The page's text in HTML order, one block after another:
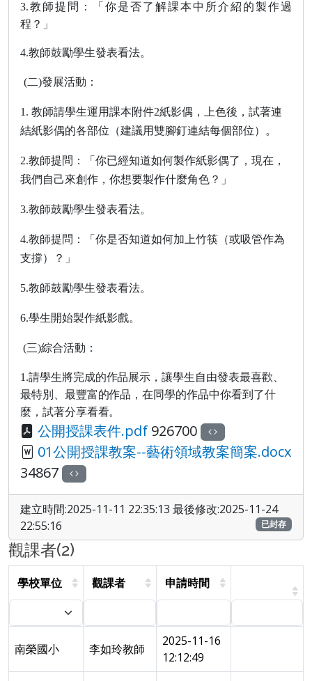
3.教師提問：「你是否了解課本中所介紹的製作過
程？」
4.教師鼓勵學生發表看法。
(二)發展活動：
1. 教師請學生運用課本附件2紙影偶，上色後，試著連
結紙影偶的各部位（建議用雙腳釘連結每個部位）。
2.教師提問：「你已經知道如何製作紙影偶了，現在，
我們自己來創作，你想要製作什麼角色？」
3.教師鼓勵學生發表看法。
4.教師提問：「你是否知道如何加上竹筷（或吸管作為
支撐）？」
5.教師鼓勵學生發表看法。
6.學生開始製作紙影戲。
(三)綜合活動：
1.請學生將完成的作品展示，讓學生自由發表最喜歡、
最特別、最豐富的作品，在同學的作品中你看到了什
麼，試著分享看看。
公開授課表件.pdf 926700
01公開授課教案--藝術領域教案簡案.docx
34867
建立時間:2025-11-11 22:35:13 最後修改:2025-11-24
22:55:16
已封存
觀課者(2)
學校單位 觀課者 申請時間
南榮國小 李如玲教師
2025-11-16
12:12:49